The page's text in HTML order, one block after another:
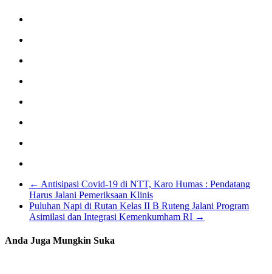
← Antisipasi Covid-19 di NTT, Karo Humas : Pendatang
Harus Jalani Pemeriksaan Klinis
Puluhan Napi di Rutan Kelas II B Ruteng Jalani Program
Asimilasi dan Integrasi Kemenkumham RI →
Anda Juga Mungkin Suka